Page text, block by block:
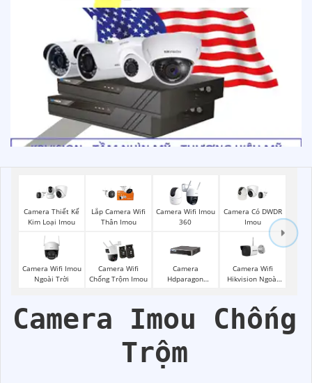
Camera Thiết Kế
Kim Loại Imou
Lắp Camera Wifi
Thân Imou
Camera Wifi Imou
360
Camera Có DWDR
Imou
Camera Wifi Imou
Ngoài Trời
Camera Wifi
Chống Trộm Imou
Camera
Hdparagon
Camera Wifi
Hikvision Ngoài
Camera Imou Chống
Trộm